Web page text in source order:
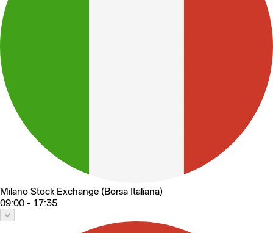
Milano Stock Exchange (Borsa Italiana)
09:00 - 17:35